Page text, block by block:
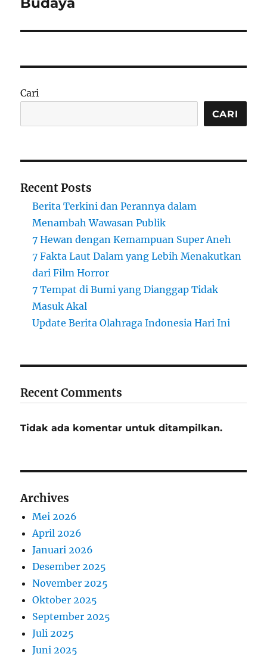
Cari
CARI
Recent Posts
Berita Terkini dan Perannya dalam
Menambah Wawasan Publik
7 Hewan dengan Kemampuan Super Aneh
7 Fakta Laut Dalam yang Lebih Menakutkan
dari Film Horror
7 Tempat di Bumi yang Dianggap Tidak
Masuk Akal
Update Berita Olahraga Indonesia Hari Ini
Recent Comments
Tidak ada komentar untuk ditampilkan.
Archives
Mei 2026
April 2026
Januari 2026
Desember 2025
November 2025
Oktober 2025
September 2025
Juli 2025
Juni 2025